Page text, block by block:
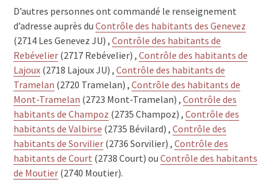
D’autres personnes ont commandé le renseignement
d’adresse auprès duContrôle des habitants des Genevez
(2714 Les Genevez JU) ,Contrôle des habitants de
Rebévelier (2717 Rebévelier) ,Contrôle des habitants de
Lajoux (2718 Lajoux JU) ,Contrôle des habitants de
Tramelan (2720 Tramelan) ,Contrôle des habitants de
Mont-Tramelan (2723 Mont-Tramelan) ,Contrôle des
habitants de Champoz (2735 Champoz) ,Contrôle des
habitants de Valbirse (2735 Bévilard) ,Contrôle des
habitants de Sorvilier (2736 Sorvilier) ,Contrôle des
habitants de Court (2738 Court) ouContrôle des habitants
de Moutier (2740 Moutier).